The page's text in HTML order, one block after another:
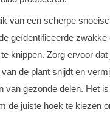
van een scherpe
geïdentificeerde zwakke
knippen. Zorg ervoor dat
de plant snijdt en
van gezonde delen. Het
de juiste hoek te kiezen